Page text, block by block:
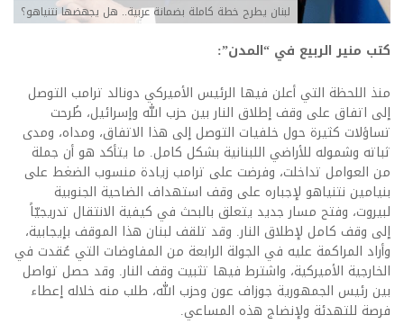
لبنان يطرح خطة كاملة بضمانة عربية.. هل يجهضها نتنياهو؟
كتب منير الربيع في “المدن”:
منذ اللحظة التي أعلن فيها الرئيس الأميركي دونالد ترامب التوصل
إلى اتفاق على وقف إطلاق النار بين حزب الله وإسرائيل، طُرحت
تساؤلات كثيرة حول خلفيات التوصل إلى هذا الاتفاق، ومداه، ومدى
ثباته وشموله للأراضي اللبنانية بشكل كامل. ما يتأكد هو أن جملة
من العوامل تداخلت، وفرضت على ترامب زيادة منسوب الضغط على
بنيامين نتنياهو لإجباره على وقف استهداف الضاحية الجنوبية
لبيروت، وفتح مسار جديد يتعلق بالبحث في كيفية الانتقال تدريجيّاً
إلى وقف كامل لإطلاق النار. وقد تلقف لبنان هذا الموقف بإيجابية،
وأراد المراكمة عليه في الجولة الرابعة من المفاوضات التي عُقدت في
الخارجية الأميركية، واشترط فيها تثبيت وقف النار. وقد حصل تواصل
بين رئيس الجمهورية جوزاف عون وحزب الله، طلب منه خلاله إعطاء
فرصة للتهدئة ولإنضاج هذه المساعي.